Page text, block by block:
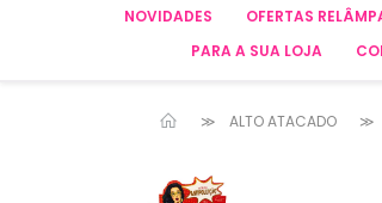
NOVIDADES OFERTAS
PARA A SUA LOJA
ALTO ATACADO